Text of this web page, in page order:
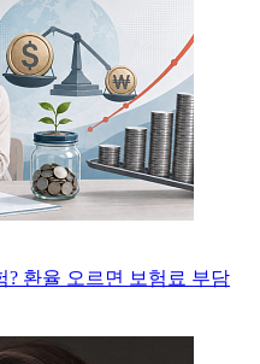
? 환율 오르면 보험료 부담